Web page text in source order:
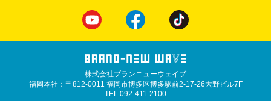
株式会社ブランニューウェイブ
福岡本社：〒812-0011 福岡市博多区博多駅前2-17-26大野ビル7F
TEL.092-411-2100